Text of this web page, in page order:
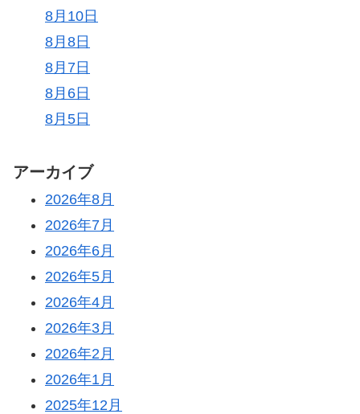
8月10日
8月8日
8月7日
8月6日
8月5日
アーカイブ
2026年8月
2026年7月
2026年6月
2026年5月
2026年4月
2026年3月
2026年2月
2026年1月
2025年12月